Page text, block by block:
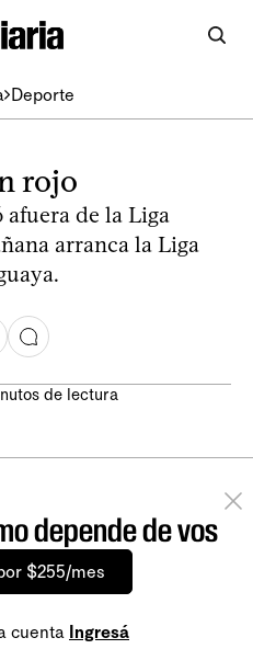
Deporte
rojo
de la Liga
arranca la Liga
de lectura
depende de vos
$255/mes
cuenta Ingresá